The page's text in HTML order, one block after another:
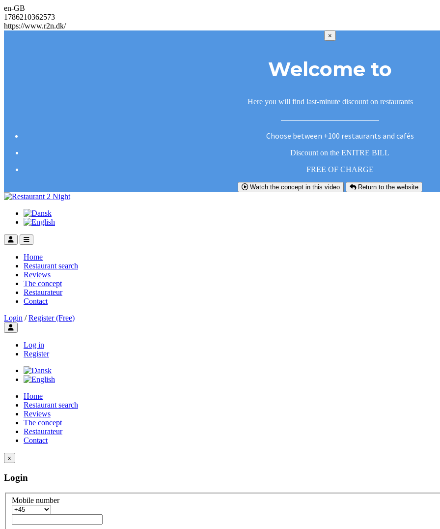
en-GB
1786210362573
https://www.r2n.dk/
×
Welcome to
Here you will find last-minute discount on restaurants
Choose between +100 restaurants and cafés
Discount on the ENITRE BILL
FREE OF CHARGE
Watch the concept in this video Return to the website
Home
Restaurant search
Reviews
The concept
Restaurateur
Contact
Login / Register (Free)
Toggle user menu
Log in
Register
Home
Restaurant search
Reviews
The concept
Restaurateur
Contact
x
Login
Mobile number